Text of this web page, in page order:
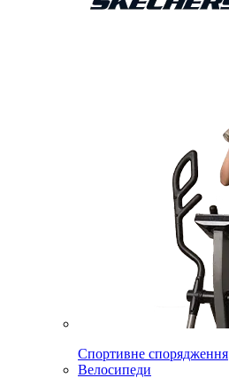
Спортивне спорядження
Велосипеди